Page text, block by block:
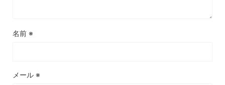
名前 ※
メール ※